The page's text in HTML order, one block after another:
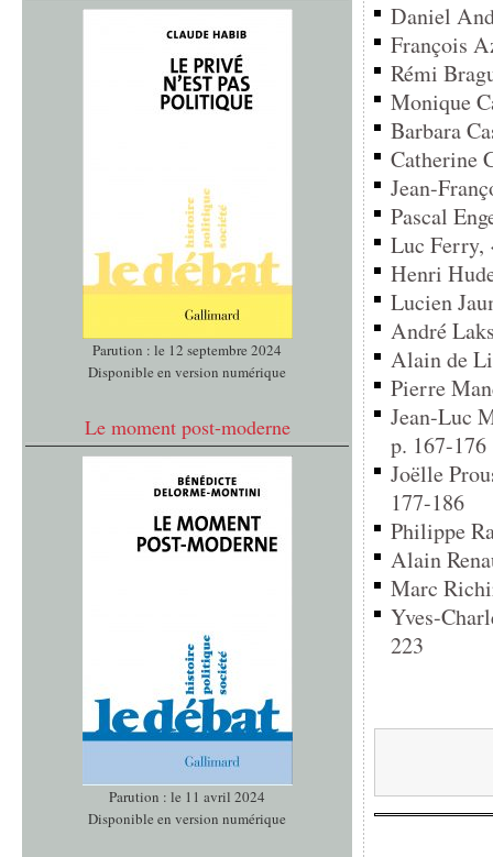
Parution : le 12 septembre 2024
Disponible en version numérique
Le moment post-moderne
Parution : le 11 avril 2024
Disponible en version numérique
Daniel
François
Rémi
Monique
Barbara
Catherine
Jean-
Pascal
Luc Ferry,
Henri
Lucien
André
Alain de
Pierre
Jean-Luc
p. 167-176
Joëlle
177-186
Philippe
Alain
Marc
Yves-
223